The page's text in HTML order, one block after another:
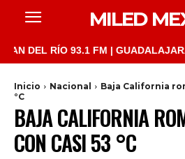
MILED
RÍO 93.1 FM | GUADALAJARA
Inicio Nacional
Baja California
°C
BAJA CALIFORNIA
CON CASI 53 °C